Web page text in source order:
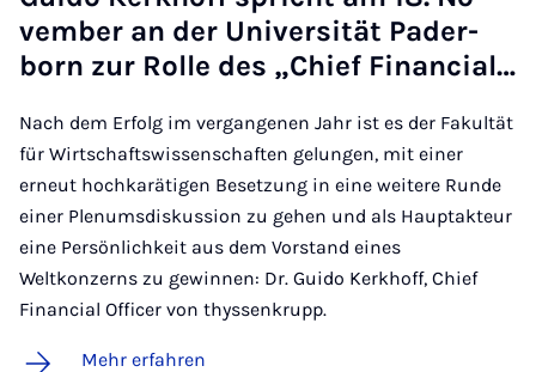
vem­ber an der Uni­ver­si­tät Pa­der­
born zur Rol­le des „Chief Fi­nan­ci­al…
Nach dem Erfolg im vergangenen Jahr ist es der Fakultät
für Wirtschaftswissenschaften gelungen, mit einer
erneut hochkarätigen Besetzung in eine weitere Runde
einer Plenumsdiskussion zu gehen und als Hauptakteur
eine Persönlichkeit aus dem Vorstand eines
Weltkonzerns zu gewinnen: Dr. Guido Kerkhoff, Chief
Financial Officer von thyssenkrupp.
Mehr erfahren